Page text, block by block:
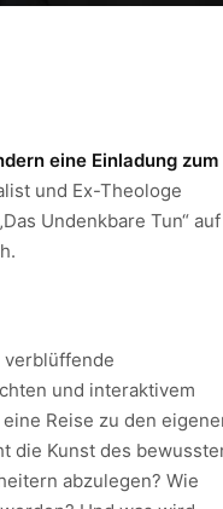
eine Einladung zum
und Ex-Theologe
Undenkbare Tun“ auf
verblüffende
und interaktivem
Reise zu den
die Kunst des
abzulegen? Wie